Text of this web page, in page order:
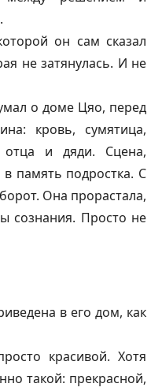
он сам сказал
не затянулась. И не
о доме Цяо, перед
кровь, сумятица,
отца и дяди. Сцена,
память подростка. С
Она прорастала,
сознания. Просто не
в его дом, как
красивой. Хотя
такой: прекрасной,